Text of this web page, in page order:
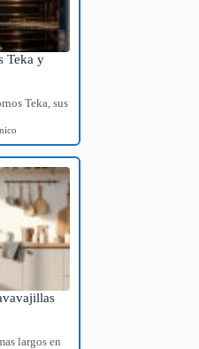
Teka y
Teka, sus
largos en